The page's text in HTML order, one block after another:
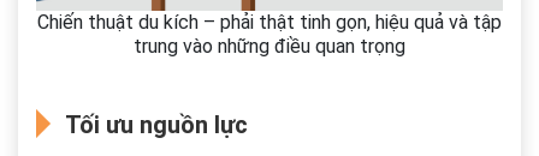
Chiến thuật du kích – phải thật tinh gọn, hiệu quả và tập
trung vào những điều quan trọng
Tối ưu nguồn lực